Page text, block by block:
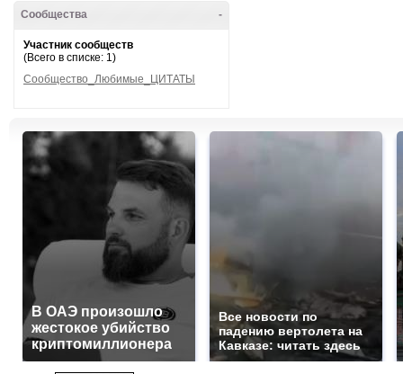
-
Сообщества
Участник сообществ
(Всего в списке: 1)
Сообщество_Любимые_ЦИТАТЫ
В ОАЭ произошло
жестокое убийство
криптомиллионера
Все новости по
падению вертолета на
Кавказе: читать здесь